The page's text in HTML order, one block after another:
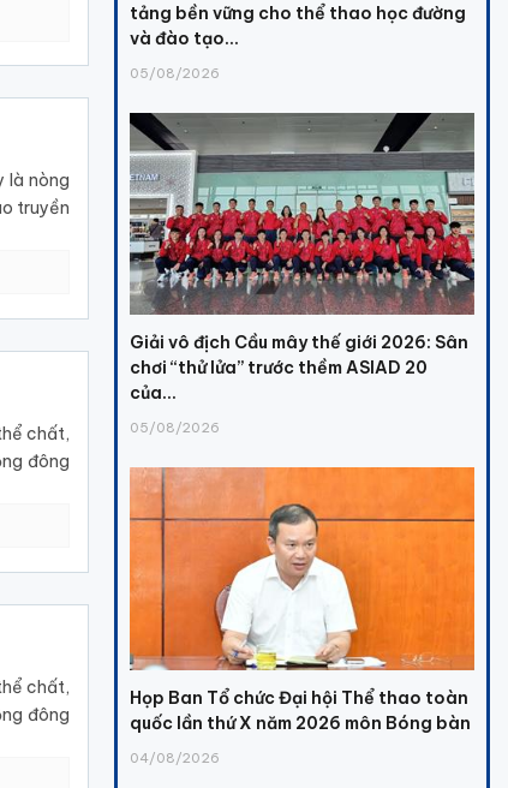
là nòng
truyền
chất,
đông
chất,
đông
tảng bền vững cho thể thao học đường
và đào tạo...
05/08/2026
Giải vô địch Cầu mây thế giới 2026: Sân
chơi “thử lửa” trước thềm ASIAD 20
của...
05/08/2026
Họp Ban Tổ chức Đại hội Thể thao toàn
quốc lần thứ X năm 2026 môn Bóng bàn
04/08/2026